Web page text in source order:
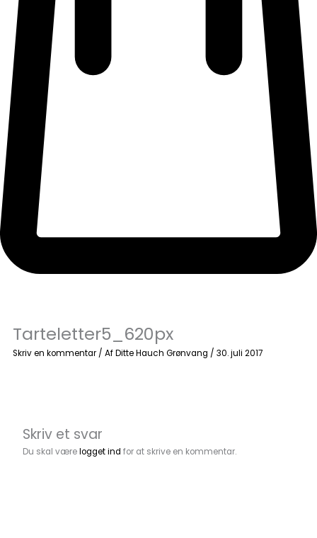
Tarteletter5_620px
Skriv en kommentar / AfDitte Hauch Grønvang /30. juli 2017
Skriv et svar
Du skal værelogget ind for at skrive en kommentar.